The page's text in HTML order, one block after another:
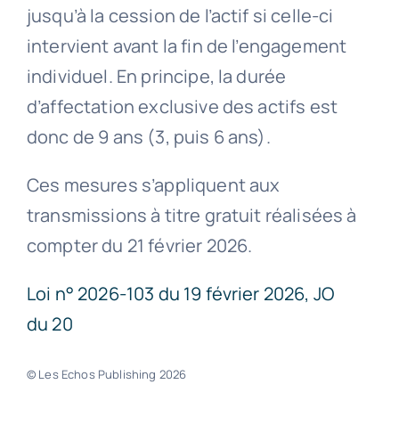
jusqu’à la cession de l’actif si celle-ci
intervient avant la fin de l’engagement
individuel. En principe, la durée
d’affectation exclusive des actifs est
donc de 9 ans (3, puis 6 ans).
Ces mesures s’appliquent aux
transmissions à titre gratuit réalisées à
compter du 21 février 2026.
Loi n° 2026-103 du 19 février 2026, JO
du 20
© Les Echos Publishing 2026